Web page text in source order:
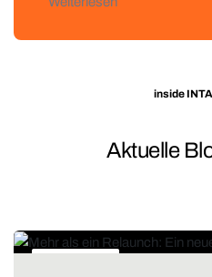
inside
Aktuelle